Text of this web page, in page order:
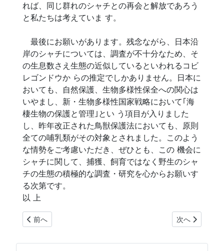
れば、同じ群れのシャチとの再会と解放であろう
と私たちは考えていま す。
最後にお願いがあります。残念ながら、日本沿
岸のシャチについては、調査が不十分なため、そ
の生息数さえ生態の近似しているといわれるコビ
レゴンドウか らの推定でしかありません。日本に
おいても、自然保護、生物多様性保全への関心は
いやまし、新・生物多様性国家戦略において｢海
棲生物の保護と管理｣とい う項目が入りました
し、昨年改正された鳥獣保護法においても、原則
全ての哺乳類がその対象とされました。このよう
な情勢をご考慮いただき、ぜひとも、この 機会に
シャチに関して、捕獲、飼育ではなく野生のシャ
チの生態の積極的な調査・研究を心からお願いす
る次第です。
以 上
前の記事へ: 名古屋港水族館 シャチ捕獲断念か？
前へ 次の記事へ:
次へ